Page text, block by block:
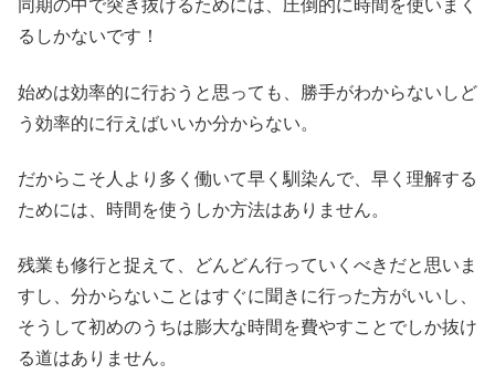
同期の中で突き抜けるためには、圧倒的に時間を使いまく
るしかないです！
始めは効率的に行おうと思っても、勝手がわからないしど
う効率的に行えばいいか分からない。
だからこそ人より多く働いて早く馴染んで、早く理解する
ためには、時間を使うしか方法はありません。
残業も修行と捉えて、どんどん行っていくべきだと思いま
すし、分からないことはすぐに聞きに行った方がいいし、
そうして初めのうちは膨大な時間を費やすことでしか抜け
る道はありません。